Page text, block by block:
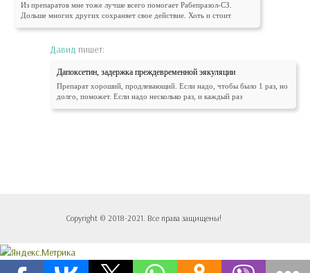
Из препаратов мне тоже лучше всего помогает Рабепразол-СЗ.
Дольше многих других сохраняет свое действие. Хоть и стоит
Давид пишет:
Дапоксетин, задержка преждевременной эякуляции
Препарат хороший, продлевающий. Если надо, чтобы было 1 раз, но
долго, поможет. Если надо несколько раз, и каждый раз
Copyright © 2018-2021. Все права защищены!